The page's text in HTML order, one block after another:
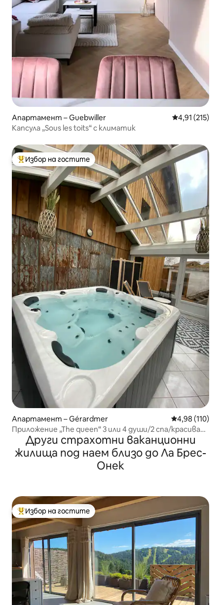
Апартамент – Guebwiller Средна
4,91 (215)
Капсула „Sous les toits“ с климатик
Най-популярен избор на гостите
Избор на гостите
Апартамент – Gérardmer Средна
4,98 (110)
Приложение „The queen“ 3 или 4 души/2 спа/красива
гледкаДруги страхотни ваканционни
жилища под наем близо до Ла Брес-
Онек
Най-популярен избор на гостите
Избор на гостите